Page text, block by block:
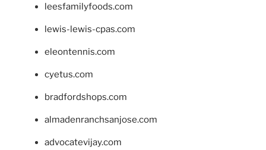
leesfamilyfoods.com
lewis-lewis-cpas.com
eleontennis.com
cyetus.com
bradfordshops.com
almadenranchsanjose.com
advocatevijay.com